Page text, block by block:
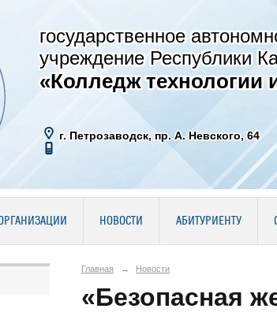
государственное
учреждение Республики
«Колледж технологии
г. Петрозаводск, пр. А. Невского, 64
НОВОСТИ АБИТУРИЕНТУ
Главная → Новости
«Безопасная